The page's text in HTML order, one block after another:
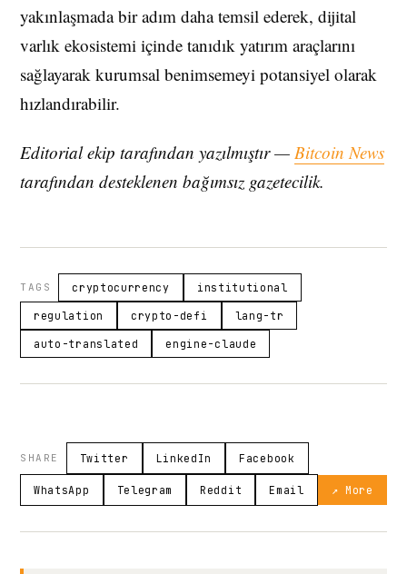
yakınlaşmada bir adım daha temsil ederek, dijital
varlık ekosistemi içinde tanıdık yatırım araçlarını
sağlayarak kurumsal benimsemeyi potansiyel olarak
hızlandırabilir.
Editorial ekip tarafından yazılmıştır — Bitcoin News
tarafından desteklenen bağımsız gazetecilik.
TAGS cryptocurrency institutional
regulation crypto-defi lang-tr
auto-translated engine-claude
SHARE Twitter LinkedIn Facebook
WhatsApp Telegram Reddit Email ↗ More